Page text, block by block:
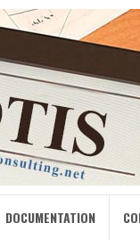
DOCUMENTATION